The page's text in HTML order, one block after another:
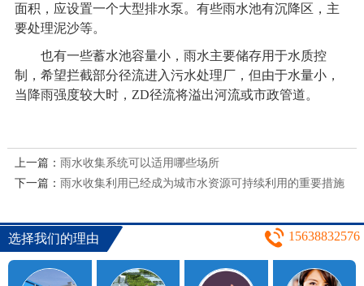
面积，应设置一个大型排水泵。有些雨水池有沉降区，主
要处理泥沙等。
也有一些蓄水池容量小，雨水主要储存用于水质控
制，希望拦截部分径流进入污水处理厂，但由于水量小，
当降雨强度较大时，ZD径流将溢出河流或市政管道。
上一篇： 雨水收集系统可以适用哪些场所
下一篇： 雨水收集利用已经成为城市水资源可持续利用的重要措施
选择我们的理由 15638832576